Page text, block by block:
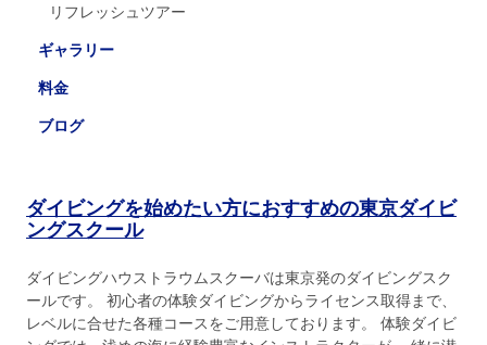
リフレッシュツアー
ギャラリー
料金
ブログ
ダイビングを始めたい方におすすめの東京ダイビ
ングスクール
ダイビングハウストラウムスクーバは東京発のダイビングスク
ールです。 初心者の体験ダイビングからライセンス取得まで、
レベルに合せた各種コースをご用意しております。 体験ダイビ